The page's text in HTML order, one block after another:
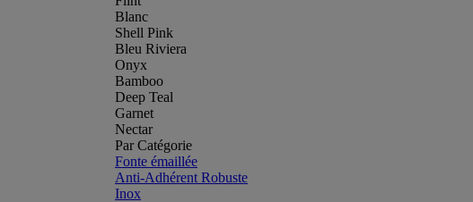
Blanc
Shell Pink
Bleu Riviera
Onyx
Bamboo
Deep Teal
Garnet
Nectar
Par Catégorie
Fonte émaillée
Anti-Adhérent Robuste
Inox